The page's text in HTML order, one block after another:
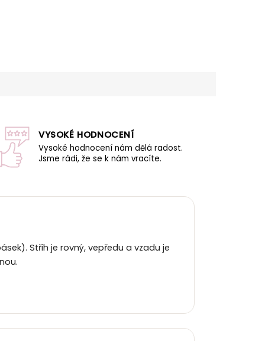
VYSOKÉ HODNOCENÍ
Vysoké hodnocení nám dělá radost.
Jsme rádi, že se k nám vracíte.
Střih je rovný, vepředu a vzadu je